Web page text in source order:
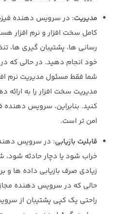
مديريت: در سرويس دهنده
كامل سخت افزار و نرم افزار
رساني ها، پشتيبان گيري ها،
خود انجام دهيد. در حالي كه
شما فقط مسئول مديريت نرم
مديريت سخت افزار را به ارائه
کنید. بنابراین، سرویس دهنده
امن تر است.
قابلیت بازیابی: در سرویس
خراب شود یا دچار حادثه شود،
زیادی صرف بازیابی داده ها و
حالی که در سرویس دهنده
راحتی یک کپی پشتیبان از